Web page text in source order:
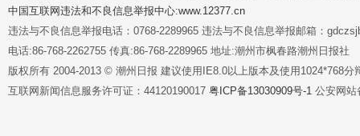
中国互联网违法和不良信息举报中心:www.12377.cn
违法与不良信息举报电话：0768-2289965 违法与不良信息举报邮箱：
电话:86-768-2262755 传真:86-768-2289965 地址:潮州市枫春路潮州日报社
版权所有 2004-2013 © 潮州日报 建议使用IE8.0以上版本及使用1024*768分
互联网新闻信息服务许可证：44120190017 粤ICP备13030909号-1 公安网站